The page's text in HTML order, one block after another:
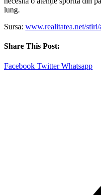
lung.
Sursa: www.realitatea.net/
Share This Post:
Facebook Twitter Whatsapp